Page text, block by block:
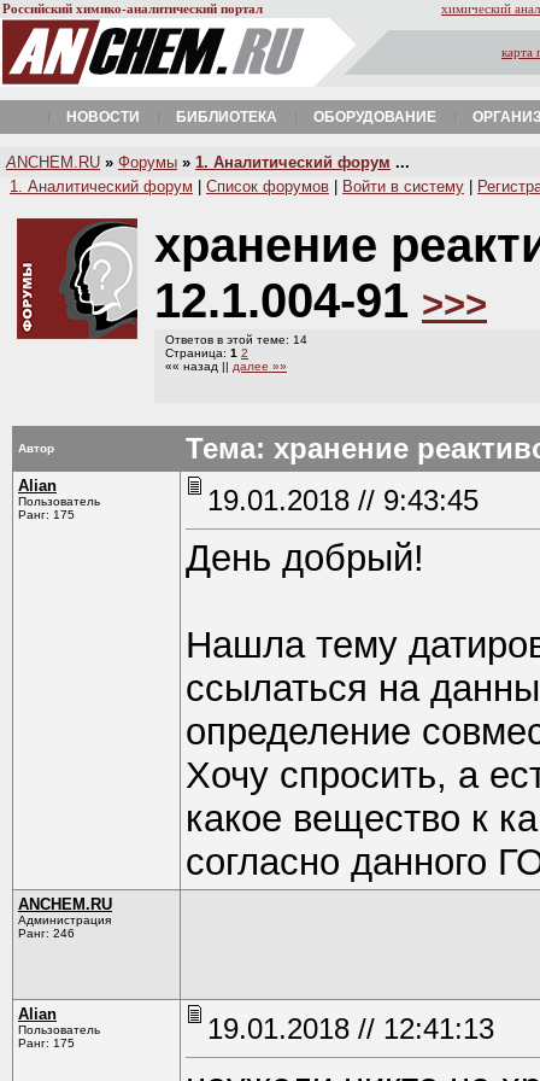
Российский химико-аналитический портал химический
карта
НОВОСТИ БИБЛИОТЕКА ОБОРУДОВАНИЕ
A NCHEM.RU » Форумы » 1. Аналитический форум ...
1. Аналитический форум
Список форумов Войти в систему
хранение
12.1.004-91 >>>
Ответов в этой теме: 14
Страница: 1 2
«« назад || далее »»
Автор Тема: хранение
Alian
Пользователь
Ранг: 175
19.01.2018 // 9:43:45
День добрый!
Нашла тему
ссылаться на
определение
Хочу спросить, а
какое вещество к
согласно данного
ANCHEM.RU
Администрация
Ранг: 246
Alian
Пользователь
Ранг: 175
19.01.2018 // 12:41:13